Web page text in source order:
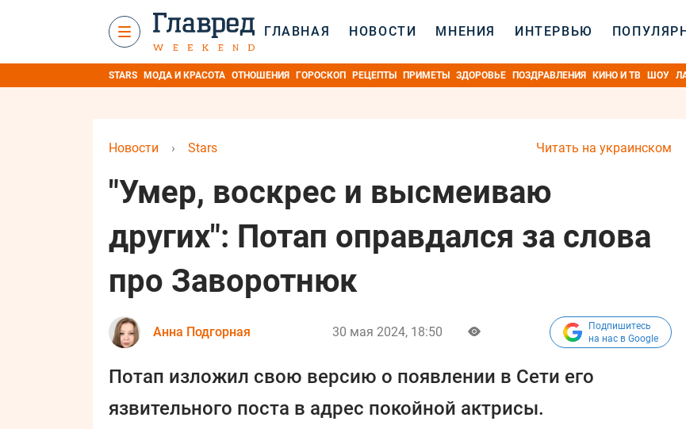
ГЛАВНАЯ НОВОСТИ МНЕНИЯ ИНТЕРВЬЮ
STARS МОДА И КРАСОТА ОТНОШЕНИЯ ГОРОСКОП РЕЦЕПТЫ ПРИМЕТЫ ЗДОРОВЬЕ ПОЗДРАВЛЕНИЯ КИНО И ТВ ШОУ
Читать на украинском
Новости › Stars
"Умер, воскрес и высмеиваю
других": Потап оправдался за слова
про Заворотнюк
Анна Подгорная 30 мая 2024, 18:50
Подпишитесь
на нас в Google
Потап изложил свою версию о появлении в Сети его
язвительного поста в адрес покойной актрисы.